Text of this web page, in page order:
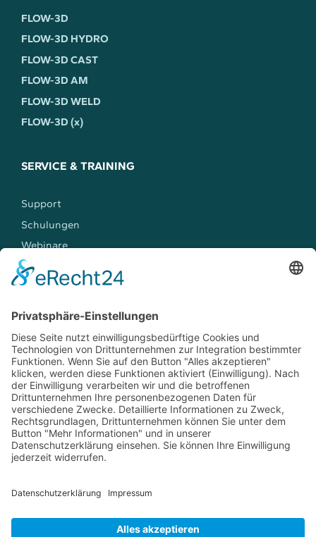
FLOW-3D
FLOW-3D HYDRO
FLOW-3D CAST
FLOW-3D AM
FLOW-3D WELD
FLOW-3D (x)
SERVICE & TRAINING
Support
Schulungen
Webinare
Workshops
TREFFEN SIE UNS
Events
Jobs
Kontakt
Telefon: +49 241 6084350
E-Mail:flow3d@flow3d.de